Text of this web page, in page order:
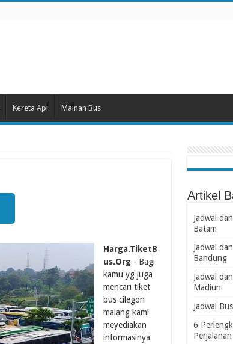
Kereta Api Mainan Bus
Harga.TiketB
us.Org - Bagi
kamu yg juga
mencari tiket
bus cilegon
malang kami
meyediakan
informasinya
Artikel
Jadwal
Batam
Jadwal
Bandung
Jadwal
Madiun
Jadwal
6